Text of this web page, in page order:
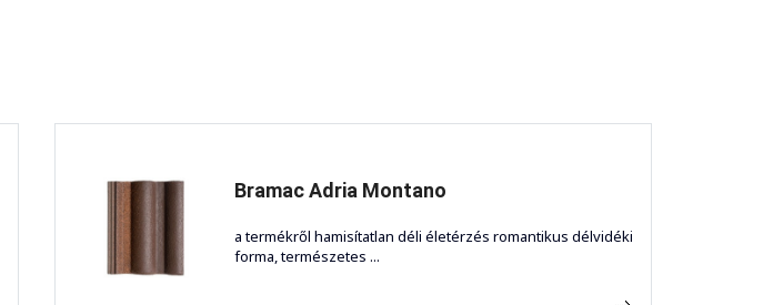
Bramac Adria Montano
a termékről hamisítatlan déli életérzés romantikus délvidéki
forma, természetes ...